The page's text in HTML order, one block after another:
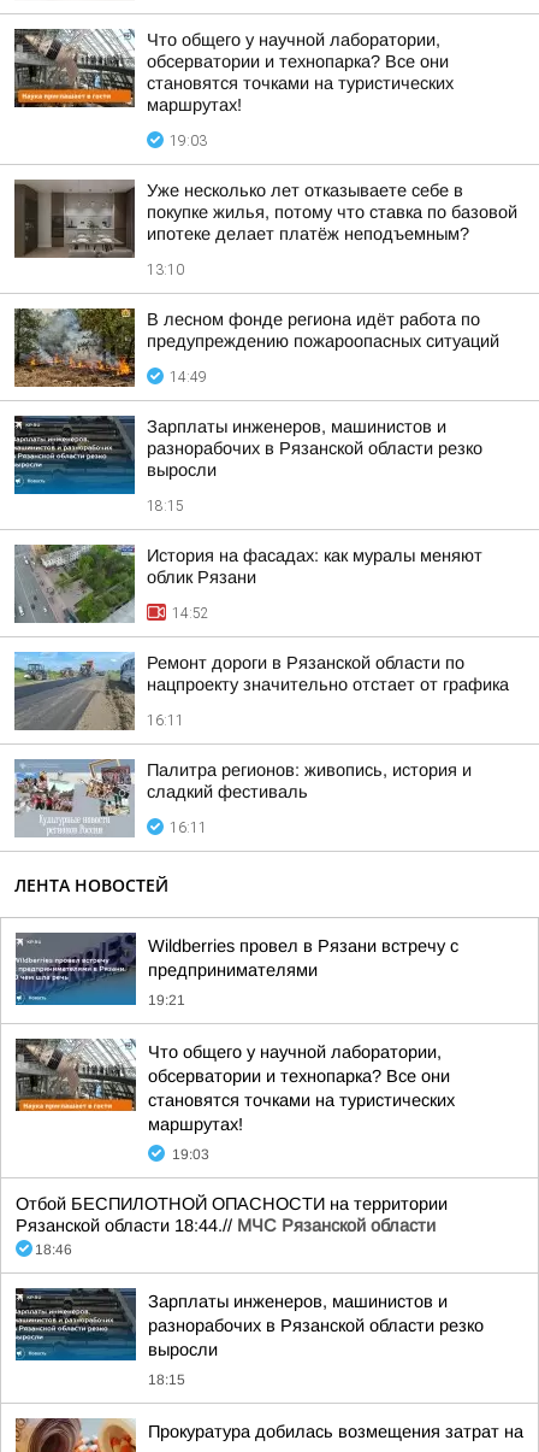
Что общего у научной лаборатории,
обсерватории и технопарка? Все они
становятся точками на туристических
маршрутах!
19:03
Уже несколько лет отказываете себе в
покупке жилья, потому что ставка по базовой
ипотеке делает платёж неподъемным?
13:10
В лесном фонде региона идёт работа по
предупреждению пожароопасных ситуаций
14:49
Зарплаты инженеров, машинистов и
разнорабочих в Рязанской области резко
выросли
18:15
История на фасадах: как муралы меняют
облик Рязани
14:52
Ремонт дороги в Рязанской области по
нацпроекту значительно отстает от графика
16:11
Палитра регионов: живопись, история и
сладкий фестиваль
16:11
ЛЕНТА НОВОСТЕЙ
Wildberries провел в Рязани встречу с
предпринимателями
19:21
Что общего у научной лаборатории,
обсерватории и технопарка? Все они
становятся точками на туристических
маршрутах!
19:03
Отбой БЕСПИЛОТНОЙ ОПАСНОСТИ на территории
Рязанской области 18:44.// МЧС Рязанской области
18:46
Зарплаты инженеров, машинистов и
разнорабочих в Рязанской области резко
выросли
18:15
Прокуратура добилась возмещения затрат на